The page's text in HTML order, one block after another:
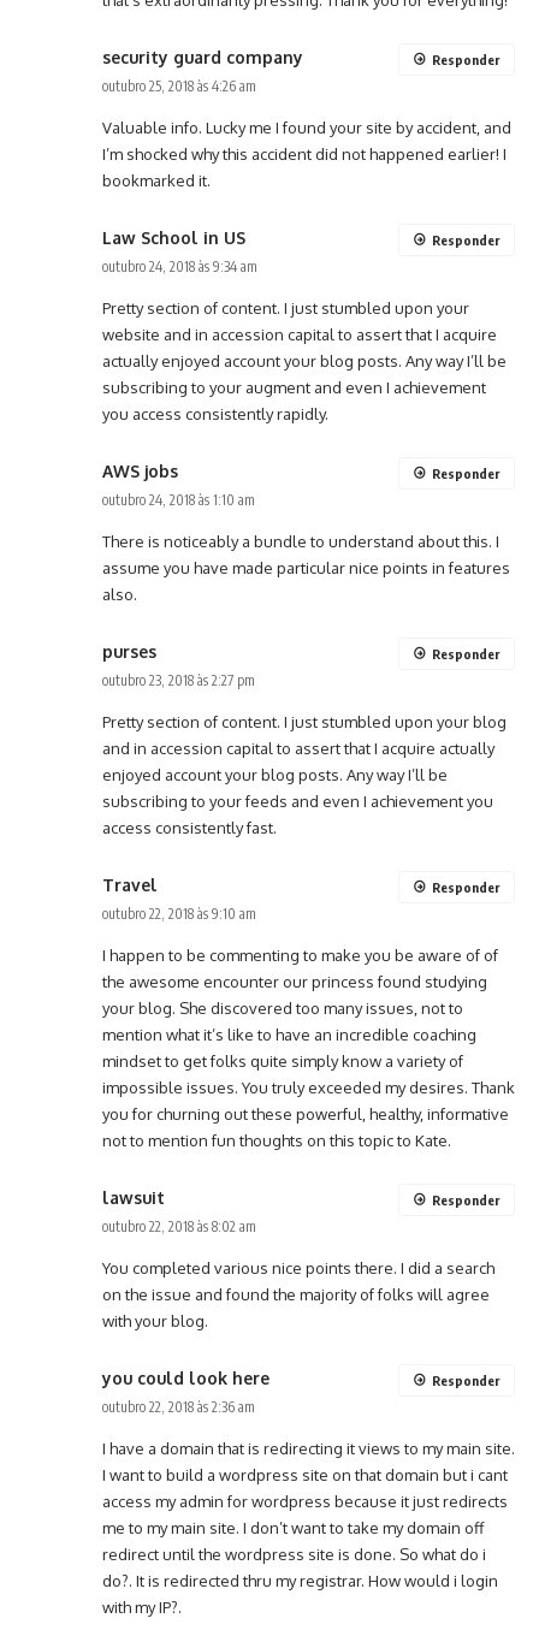
security guard company
outubro 25, 2018 às 4:26 am
Valuable info. Lucky me I found your site by accident, and
I’m shocked why this accident did not happened earlier! I
bookmarked it.
Responder
Law School in US
outubro 24, 2018 às 9:34 am
Pretty section of content. I just stumbled upon your
website and in accession capital to assert that I acquire
actually enjoyed account your blog posts. Any way I’ll be
subscribing to your augment and even I achievement
you access consistently rapidly.
Responder
AWS jobs
outubro 24, 2018 às 1:10 am
There is noticeably a bundle to understand about this. I
assume you have made particular nice points in features
also.
Responder
purses
outubro 23, 2018 às 2:27 pm
Pretty section of content. I just stumbled upon your blog
and in accession capital to assert that I acquire actually
enjoyed account your blog posts. Any way I’ll be
subscribing to your feeds and even I achievement you
access consistently fast.
Responder
Travel
outubro 22, 2018 às 9:10 am
I happen to be commenting to make you be aware of of
the awesome encounter our princess found studying
your blog. She discovered too many issues, not to
mention what it’s like to have an incredible coaching
mindset to get folks quite simply know a variety of
impossible issues. You truly exceeded my desires. Thank
you for churning out these powerful, healthy, informative
not to mention fun thoughts on this topic to Kate.
Responder
lawsuit
outubro 22, 2018 às 8:02 am
You completed various nice points there. I did a search
on the issue and found the majority of folks will agree
with your blog.
Responder
you could look here
outubro 22, 2018 às 2:36 am
I have a domain that is redirecting it views to my main site.
I want to build a wordpress site on that domain but i cant
access my admin for wordpress because it just redirects
me to my main site. I don’t want to take my domain off
redirect until the wordpress site is done. So what do i
do?. It is redirected thru my registrar. How would i login
with my IP?.
Responder